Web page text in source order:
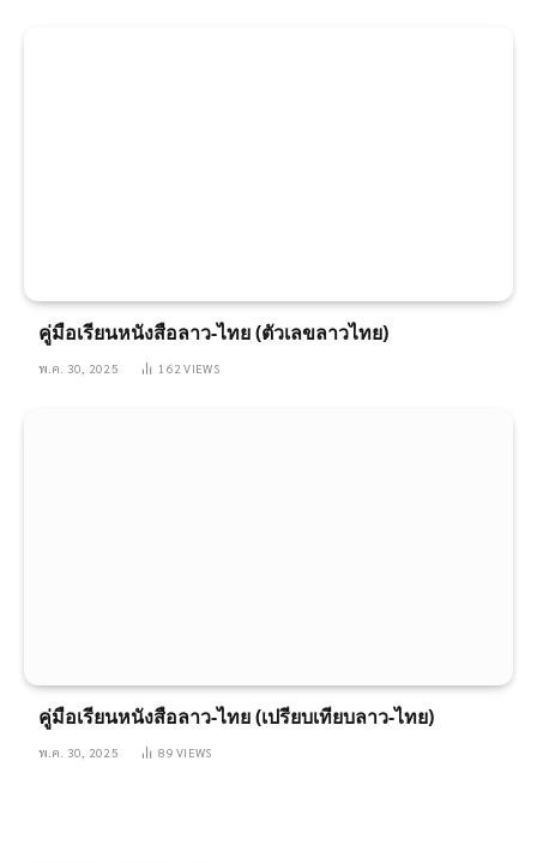
คู่มือเรียนหนังสือลาว-ไทย (ตัวเลขลาวไทย)
พ.ค. 30, 2025 162VIEWS
คู่มือเรียนหนังสือลาว-ไทย (เปรียบเทียบลาว-ไทย)
พ.ค. 30, 2025 89VIEWS